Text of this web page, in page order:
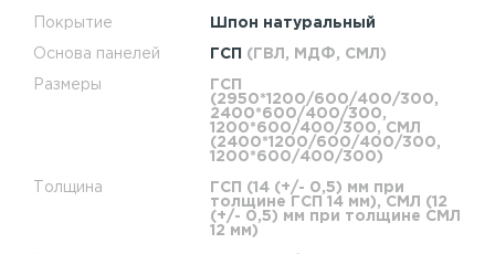
Покрытие Шпон натуральный
Основа панелей ГСП (ГВЛ, МДФ, СМЛ)
Размеры
ГСП
(2950*1200/600/400/300,
2400*600/400/300,
1200*600/400/300, СМЛ
(2400*1200/600/400/300,
1200*600/400/300)
Толщина
ГСП (14 (+/- 0,5) мм при
толщине ГСП 14 мм), СМЛ (12
(+/- 0,5) мм при толщине СМЛ
12 мм)